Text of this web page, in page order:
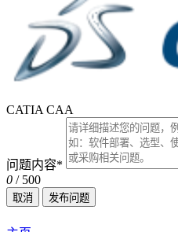
CATIA CAA
问题内容*
0 / 500
取消 发布问题